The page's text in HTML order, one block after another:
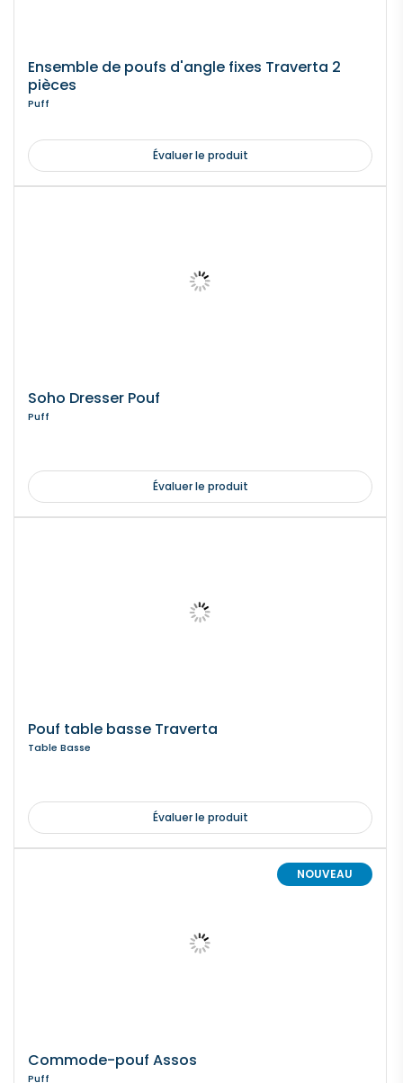
Ensemble de poufs d'angle fixes Traverta 2
pièces
Puff
Évaluer le produit
Soho Dresser Pouf
Puff
Évaluer le produit
Pouf table basse Traverta
Table Basse
Évaluer le produit
NOUVEAU
Commode-pouf Assos
Puff